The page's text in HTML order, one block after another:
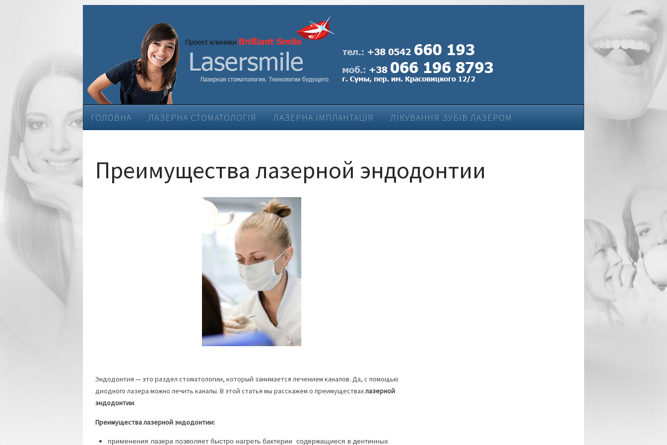
ГОЛОВНА ЛАЗЕРНА СТОМАТОЛОГІЯ ЛАЗЕРНА ІМПЛАНТАЦІЯ
ЛІКУВАННЯ ЗУБІВ ЛАЗЕРОМ
ЕСТЕТИЧНА СТОМАТОЛОГІЯ
ЛІКУВАННЯ ЗАХВОРЮВАНЬ ПАРОДОНТУ
Преимущества лазерной эндодонтии
Эндодонтия — это раздел стоматологии, который занимается лечением каналов. Да, с помощью
диодного лазера можно лечить каналы. В этой статья мы расскажем о преимуществахлазерной
эндодонтии.
Преимущества лазерной эндодонтии:
применения лазера позволяет быстро нагреть бактерии содержащиеся в дентинных